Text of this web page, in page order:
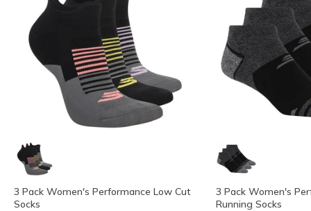
3 Pack Women's Performance Low Cut
Socks
3 Pack Women's
Running Socks